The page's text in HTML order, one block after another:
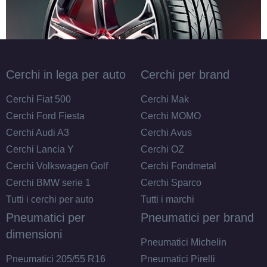
175/65 R14 86T XL
Disponibile
185/65 R14 86T
Disponibile
185/60 R14 82H
Cerchi in lega per auto
Cerchi Fiat 500
Cerchi Ford Fiesta
Cerchi Audi A3
Cerchi Lancia Y
Cerchi Volkswagen Golf
Cerchi BMW serie 1
Tutti i cerchi per auto
Cerchi per brand
Cerchi Mak
Cerchi MOMO
Cerchi Avus
Cerchi OZ
Cerchi Fondmetal
Cerchi Sparco
Tutti i marchi
Pneumatici per
dimensioni
Pneumatici 205/55 R16
Pneumatici per brand
Pneumatici Michelin
Pneumatici Pirelli